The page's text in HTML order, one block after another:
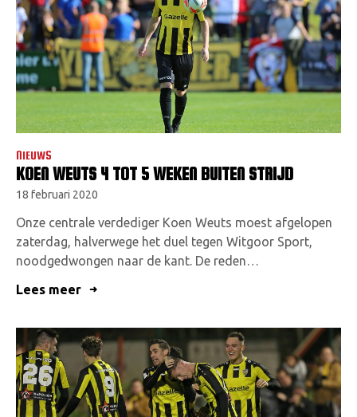
NIEUWS
KOEN WEUTS 4 TOT 5 WEKEN BUITEN STRIJD
18 februari 2020
Onze centrale verdediger Koen Weuts moest afgelopen
zaterdag, halverwege het duel tegen Witgoor Sport,
noodgedwongen naar de kant. De reden…
Lees meer